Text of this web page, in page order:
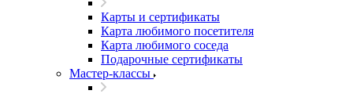
Карты и сертификаты
Карта любимого посетителя
Карта любимого соседа
Подарочные сертификаты
Мастер-классы